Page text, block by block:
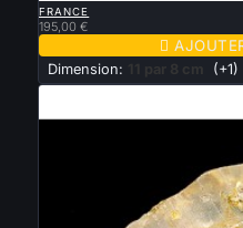
FRANCE
195,00 €

Dimension: 11 par 8 cm (+1)